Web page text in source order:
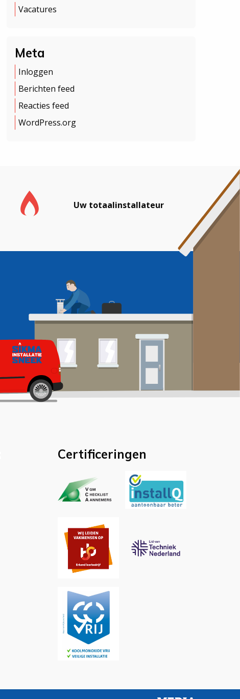
Vacatures
Meta
Inloggen
Berichten feed
Reacties feed
WordPress.org
Uw totaalinstallateur
Certificeringen